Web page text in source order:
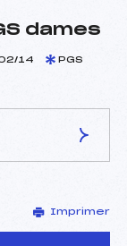
dames
14 PGS
Vigreux ()
Giraud ()
Imprimer